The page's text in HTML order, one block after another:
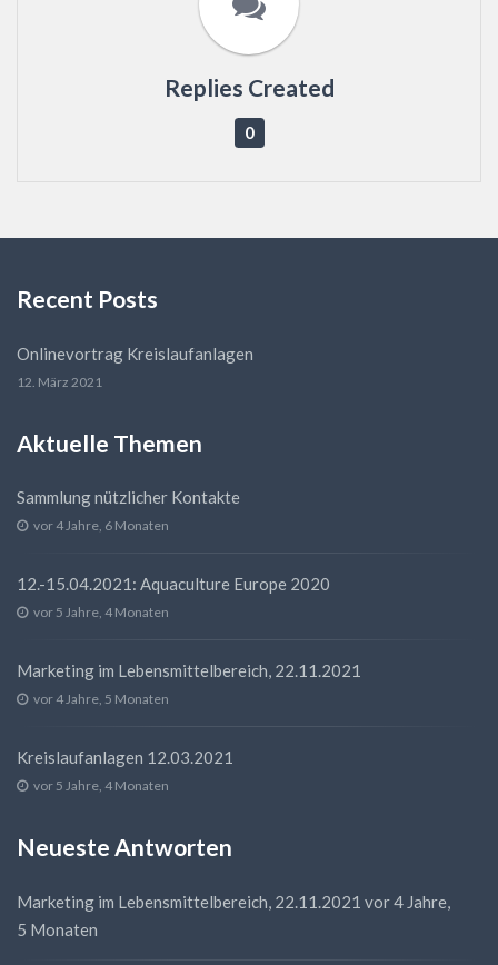
Replies Created
0
Recent Posts
Onlinevortrag Kreislaufanlagen
12. März 2021
Aktuelle Themen
Sammlung nützlicher Kontakte
vor 4 Jahre, 6 Monaten
12.-15.04.2021: Aquaculture Europe 2020
vor 5 Jahre, 4 Monaten
Marketing im Lebensmittelbereich, 22.11.2021
vor 4 Jahre, 5 Monaten
Kreislaufanlagen 12.03.2021
vor 5 Jahre, 4 Monaten
Neueste Antworten
Marketing im Lebensmittelbereich, 22.11.2021 vor 4 Jahre,
5 Monaten